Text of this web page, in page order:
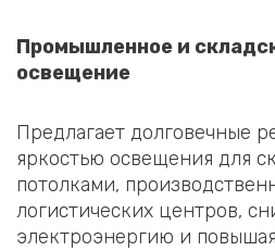
Промышленное и
освещение
Предлагает долговечные
яркостью освещения для
потолками,
логистических центров,
электроэнергию и